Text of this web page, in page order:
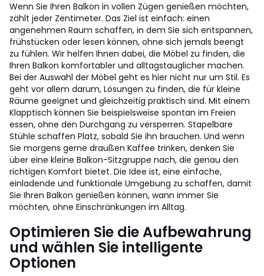
Wenn Sie Ihren Balkon in vollen Zügen genießen möchten,
zählt jeder Zentimeter. Das Ziel ist einfach: einen
angenehmen Raum schaffen, in dem Sie sich entspannen,
frühstücken oder lesen können, ohne sich jemals beengt
zu fühlen. Wir helfen Ihnen dabei, die Möbel zu finden, die
Ihren Balkon komfortabler und alltagstauglicher machen.
Bei der Auswahl der Möbel geht es hier nicht nur um Stil. Es
geht vor allem darum, Lösungen zu finden, die für kleine
Räume geeignet und gleichzeitig praktisch sind. Mit einem
Klapptisch können Sie beispielsweise spontan im Freien
essen, ohne den Durchgang zu versperren. Stapelbare
Stühle schaffen Platz, sobald Sie ihn brauchen. Und wenn
Sie morgens gerne draußen Kaffee trinken, denken Sie
über eine kleine Balkon-Sitzgruppe nach, die genau den
richtigen Komfort bietet. Die Idee ist, eine einfache,
einladende und funktionale Umgebung zu schaffen, damit
Sie Ihren Balkon genießen können, wann immer Sie
möchten, ohne Einschränkungen im Alltag.
Optimieren Sie die Aufbewahrung
und wählen Sie intelligente
Optionen